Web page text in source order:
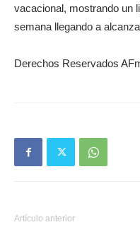
vacacional, mostrando un
semana llegando a
Derechos Reservados
Artículo anterior